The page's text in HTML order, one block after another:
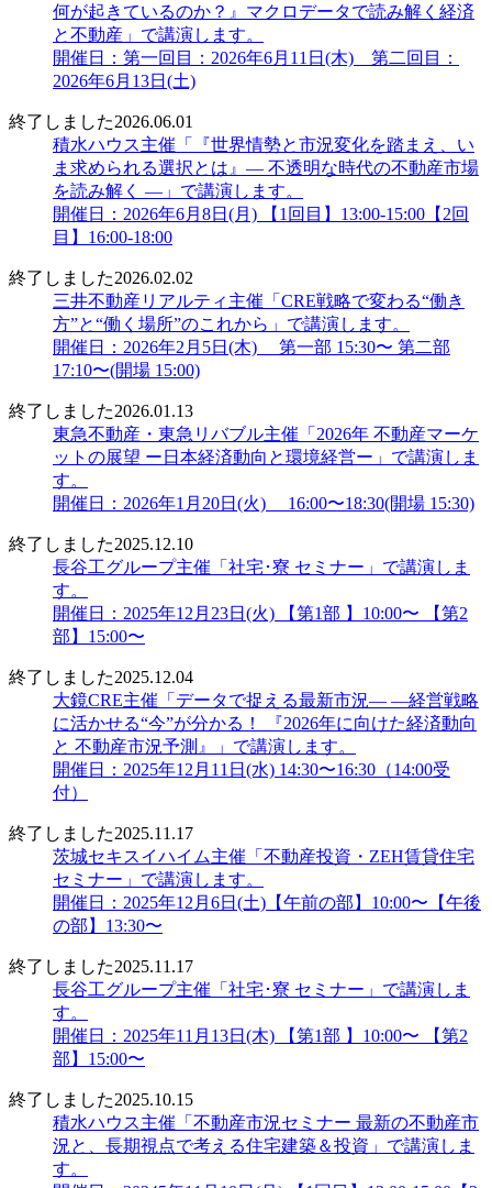
何が起きているのか？』マクロデータで読み解く経済
と不動産」で講演します。
開催日：第一回目：2026年6月11日(木) 第二回目：
2026年6月13日(土)
終了しました2026.06.01
積水ハウス主催「『世界情勢と市況変化を踏まえ、い
ま求められる選択とは』― 不透明な時代の不動産市場
を読み解く ―」で講演します。
開催日：2026年6月8日(月) 【1回目】13:00-15:00【2回
目】16:00-18:00
終了しました2026.02.02
三井不動産リアルティ主催「CRE戦略で変わる“働き
方”と“働く場所”のこれから」で講演します。
開催日：2026年2月5日(木) 第一部 15:30〜 第二部
17:10〜(開場 15:00)
終了しました2026.01.13
東急不動産・東急リバブル主催「2026年 不動産マーケ
ットの展望 ー日本経済動向と環境経営ー」で講演しま
す。
開催日：2026年1月20日(火) 16:00〜18:30(開場 15:30)
終了しました2025.12.10
長谷工グループ主催「社宅･寮 セミナー」で講演しま
す。
開催日：2025年12月23日(火) 【第1部 】10:00〜 【第2
部】15:00〜
終了しました2025.12.04
大鏡CRE主催「データで捉える最新市況― ―経営戦略
に活かせる“今”が分かる！ 『2026年に向けた経済動向
と 不動産市況予測』」で講演します。
開催日：2025年12月11日(水) 14:30〜16:30（14:00受
付）
終了しました2025.11.17
茨城セキスイハイム主催「不動産投資・ZEH賃貸住宅
セミナー」で講演します。
開催日：2025年12月6日(土)【午前の部】10:00〜【午後
の部】13:30〜
終了しました2025.11.17
長谷工グループ主催「社宅･寮 セミナー」で講演しま
す。
開催日：2025年11月13日(木) 【第1部 】10:00〜 【第2
部】15:00〜
終了しました2025.10.15
積水ハウス主催「不動産市況セミナー 最新の不動産市
況と、長期視点で考える住宅建築＆投資」で講演しま
す。